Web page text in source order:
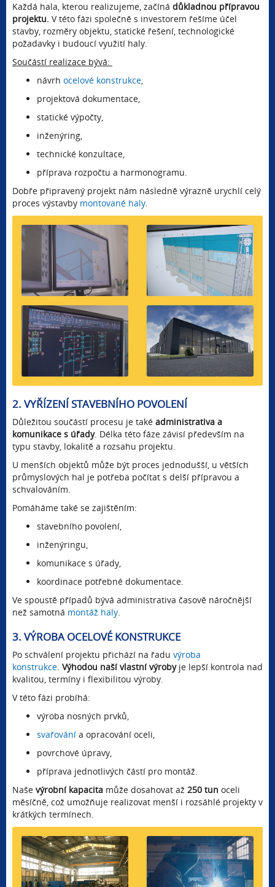
Každá hala, kterou realizujeme, začíná důkladnou přípravou
projektu. V této fázi společně s investorem řešíme účel
stavby, rozměry objektu, statické řešení, technologické
požadavky i budoucí využití haly.
Součástí realizace bývá:
návrh ocelové konstrukce,
projektová dokumentace,
statické výpočty,
inženýring,
technické konzultace,
příprava rozpočtu a harmonogramu.
Dobře připravený projekt nám následně výrazně urychlí celý
proces výstavby montované haly.
2. VYŘÍZENÍ STAVEBNÍHO POVOLENÍ
Důležitou součástí procesu je také administrativa a
komunikace s úřady. Délka této fáze závisí především na
typu stavby, lokalitě a rozsahu projektu.
U menších objektů může být proces jednodušší, u větších
průmyslových hal je potřeba počítat s delší přípravou a
schvalováním.
Pomáháme také se zajištěním:
stavebního povolení,
inženýringu,
komunikace s úřady,
koordinace potřebné dokumentace.
Ve spoustě případů bývá administrativa časově náročnější
než samotná montáž haly.
3. VÝROBA OCELOVÉ KONSTRUKCE
Po schválení projektu přichází na řadu výroba
konstrukce. Výhodou naší vlastní výrobyje lepší kontrola nad
kvalitou, termíny i flexibilitou výroby.
V této fázi probíhá:
výroba nosných prvků,
svařování a opracování oceli,
povrchové úpravy,
příprava jednotlivých částí pro montáž.
Naše výrobní kapacita může dosahovat až 250 tun oceli
měsíčně, což umožňuje realizovat menší i rozsáhlé projekty v
krátkých termínech.